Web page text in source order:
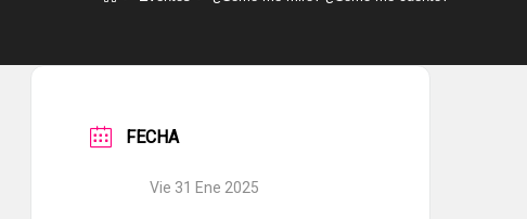
FECHA
Vie 31 Ene 2025